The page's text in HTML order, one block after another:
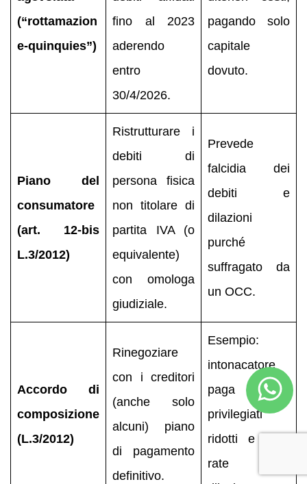
(“rottamazion
e-quinquies”)
fino al 2023
aderendo
entro
30/4/2026.
pagando solo
capitale
dovuto.
Piano del
consumatore
(art. 12-bis
L.3/2012)
Ristrutturare i
debiti di
persona fisica
non titolare di
partita IVA (o
equivalente)
con omologa
giudiziale.
Prevede
falcidia dei
debiti e
dilazioni
purché
suffragato da
un OCC.
Accordo di
composizione
(L.3/2012)
Rinegoziare
con i creditori
(anche solo
alcuni) piano
di pagamento
definitivo.
Esempio:
intonacatore
paga creditori
privilegiati
ridotti e fissa
rate